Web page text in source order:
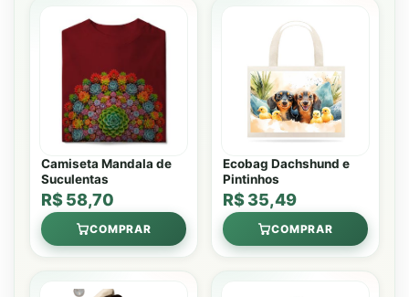
Camiseta Mandala de
Suculentas
R$ 58,70
COMPRAR
Ecobag Dachshund e
Pintinhos
R$ 35,49
COMPRAR